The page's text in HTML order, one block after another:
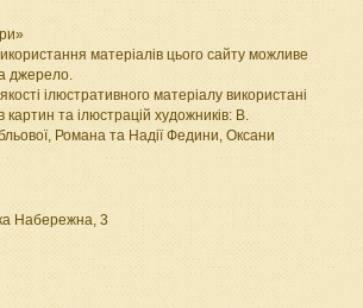
матеріалів цього сайту можливе
джерело.
ілюстративного матеріалу використані
картин та ілюстрацій художників: В.
Романа та Надії Федини, Оксани
Набережна, 3